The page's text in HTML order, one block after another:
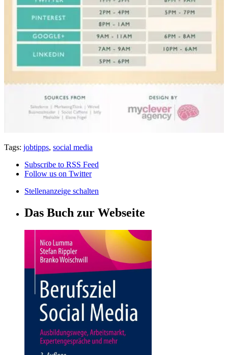
Tags: jobtipps, social media
Subscribe to RSS Feed
Follow us on Twitter
Stellenanzeige schalten
Das Buch zur Webseite